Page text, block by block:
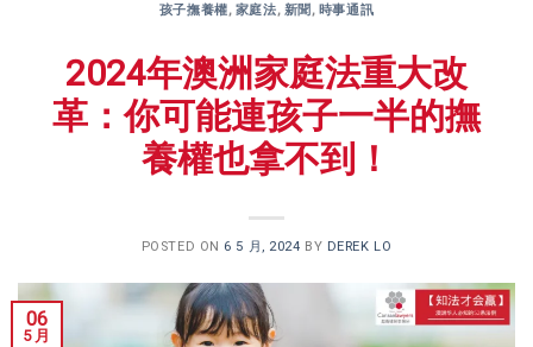
孩子撫養權, 家庭法, 新聞 , 時事通訊
2024年澳洲家庭 法重大改
革：你可能連孩子一半的撫
養權也拿不到！
POSTED ON 6 5 月, 2024 BY DEREK LO
06
5 月